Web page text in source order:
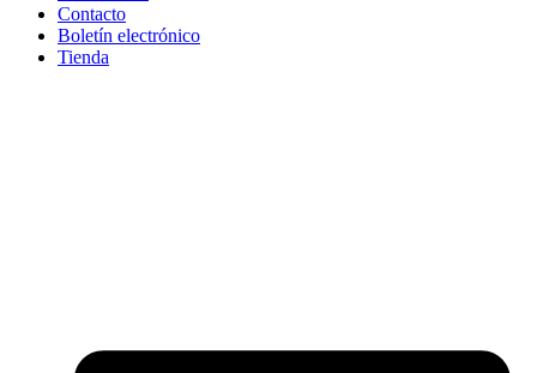
Contacto
Boletín electrónico
Tienda